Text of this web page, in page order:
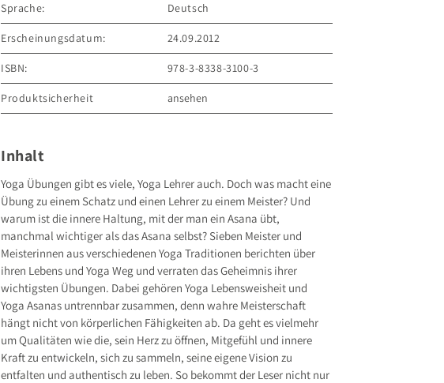
Sprache: Deutsch
Erscheinungsdatum: 24.09.2012
ISBN: 978-3-8338-3100-3
Produktsicherheit
ansehen
81675 München
Deutschland
Sicherheitshinweis entsprechend Art. 9 Abs. 7 S. 2 derGPSR
entbehrlich
Inhalt
Yoga Übungen gibt es viele, Yoga Lehrer auch. Doch was macht eine
Übung zu einem Schatz und einen Lehrer zu einem Meister? Und
warum ist die innere Haltung, mit der man ein Asana übt,
manchmal wichtiger als das Asana selbst? Sieben Meister und
Meisterinnen aus verschiedenen Yoga Traditionen berichten über
ihren Lebens und Yoga Weg und verraten das Geheimnis ihrer
wichtigsten Übungen. Dabei gehören Yoga Lebensweisheit und
Yoga Asanas untrennbar zusammen, denn wahre Meisterschaft
hängt nicht von körperlichen Fähigkeiten ab. Da geht es vielmehr
um Qualitäten wie die, sein Herz zu öffnen, Mitgefühl und innere
Kraft zu entwickeln, sich zu sammeln, seine eigene Vision zu
entfalten und authentisch zu leben. So bekommt der Leser nicht nur